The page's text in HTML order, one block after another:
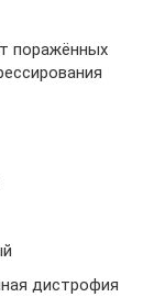
поражённых
дистрофия